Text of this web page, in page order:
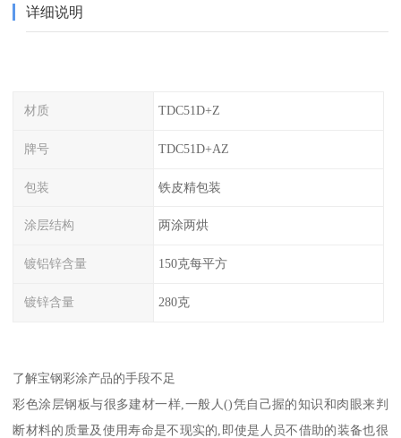
详细说明
材质 TDC51D+Z
牌号 TDC51D+AZ
包装 铁皮精包装
涂层结构 两涂两烘
镀铝锌含量 150克每平方
镀锌含量 280克
了解宝钢彩涂产品的手段不足
彩色涂层钢板与很多建材一样,一般人()凭自己握的知识和肉眼来判
断材料的质量及使用寿命是不现实的,即使是人员不借助的装备也很